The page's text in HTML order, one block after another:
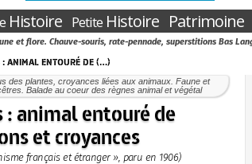
Histoire PetiteHistoire Patrimoine
et flore. Chauve-souris, rate-pennade, superstitions Bas
animal entouré de (…)
des plantes, croyances liées aux animaux. Faune et
Balade au coeur des règnes animal et végétal
: animal entouré de
et croyances
français et étranger », paru en 1906)